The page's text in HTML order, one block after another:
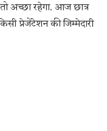
अच्छा रहेगा. आज छात्र
प्रेजेंटेशन की जिम्मेदारी